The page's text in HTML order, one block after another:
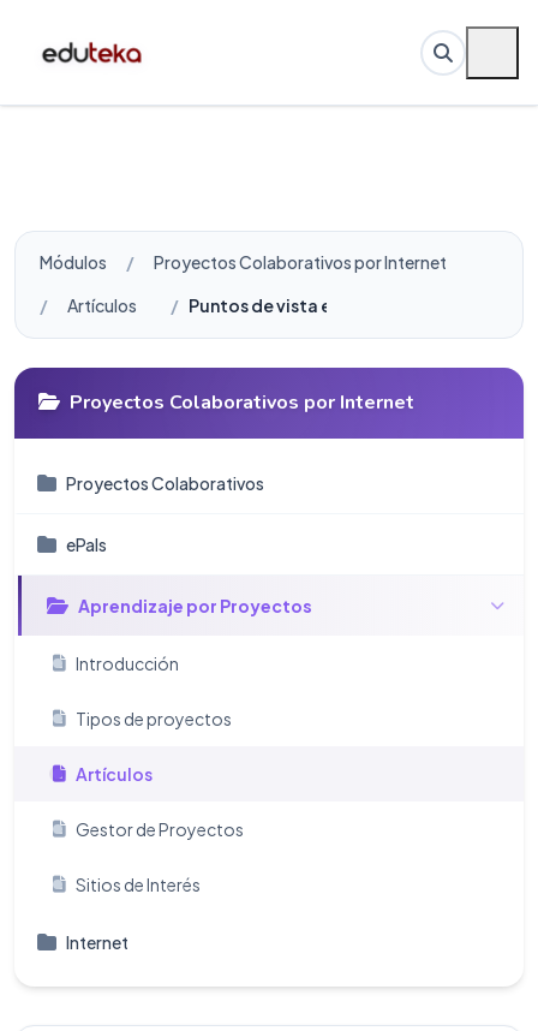
Módulos
Proyectos Colaborativos por Internet
Artículos
Puntos de vista encontrados: ¿Es
Proyectos Colaborativos por Internet
Proyectos Colaborativos
ePals
Aprendizaje por Proyectos
Introducción
Tipos de proyectos
Artículos
Gestor de Proyectos
Sitios de Interés
Internet